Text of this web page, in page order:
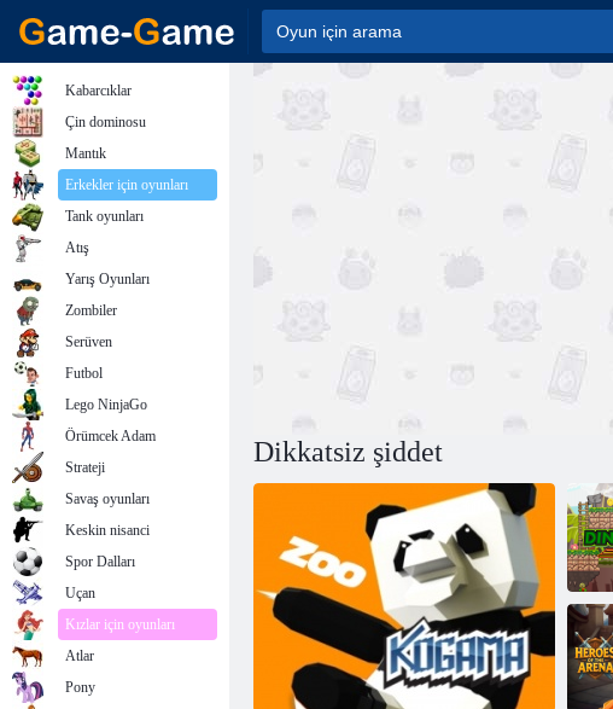
Dikkatsiz şiddet
Kabarcıklar
Çin dominosu
Mantık
Erkekler için oyunları
Tank oyunları
Atış
Yarış Oyunları
Zombiler
Serüven
Futbol
Lego NinjaGo
Örümcek Adam
Strateji
Savaş oyunları
Keskin nisanci
Spor Dalları
Uçan
Kızlar için oyunları
Atlar
Pony